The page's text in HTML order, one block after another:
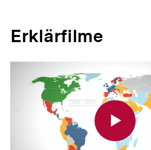
Erklärfilme
überspringen